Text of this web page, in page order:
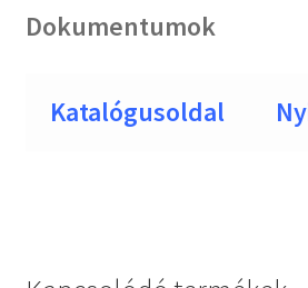
Dokumentumok
Katalógusoldal